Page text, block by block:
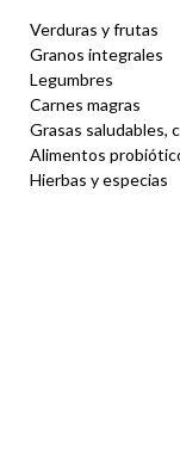
Verduras y frutas
Granos integrales
Legumbres
Carnes magras
Grasas saludables,
Alimentos
Hierbas y especias